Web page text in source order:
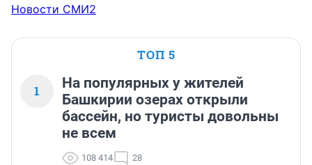
Новости СМИ2
ТОП 5
1
На популярных у жителей
Башкирии озерах открыли
бассейн, но туристы довольны
не всем
108 414 28